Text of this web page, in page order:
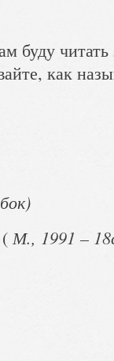
буду читать
как
М., 1991 –